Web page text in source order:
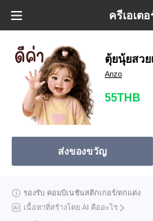
ครีเอเต
ตุ้ยนุ้ยสว
Anzo
55THB
ส่งของขวัญ
รองรับ คอมบิเนชันสติกเกอร์/ตกแต่ง
เนื้อหาที่สร้างโดย AI คืออะไร